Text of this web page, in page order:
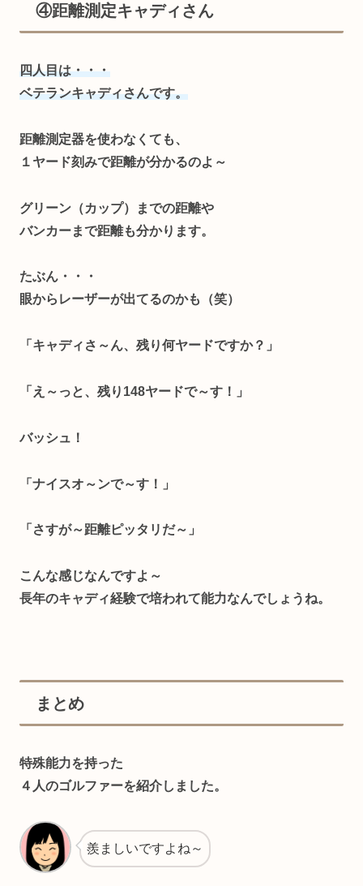
④距離測定キャディさん
四人目は・・・
ベテランキャディさんです。
距離測定器を使わなくても、
１ヤード刻みで距離が分かるのよ～
グリーン（カップ）までの距離や
バンカーまで距離も分かります。
たぶん・・・
眼からレーザーが出てるのかも（笑）
「キャディさ～ん、 残り何ヤードですか？」
「え～っと、残り148ヤードで～す！」
バッシュ！
「ナイスオ～ンで～す！」
「さすが～距離ピッタリだ～」
こんな感じなんですよ～
長年のキャディ経験で培われて能力なんでしょうね。
まとめ
特殊能力を持った
４人のゴルファーを紹介しました。
羨ましいですよね～